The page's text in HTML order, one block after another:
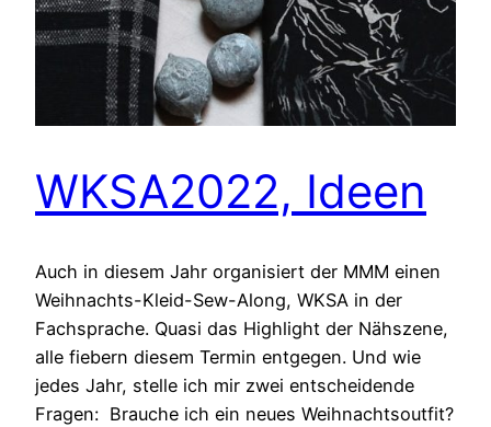
WKSA2022, Ideen
Auch in diesem Jahr organisiert der MMM einen
Weihnachts-Kleid-Sew-Along, WKSA in der
Fachsprache. Quasi das Highlight der Nähszene,
alle fiebern diesem Termin entgegen. Und wie
jedes Jahr, stelle ich mir zwei entscheidende
Fragen: Brauche ich ein neues Weihnachtsoutfit?